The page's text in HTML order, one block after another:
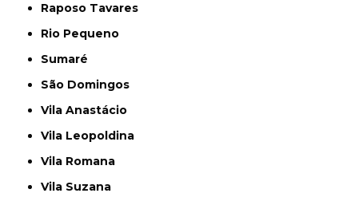
Raposo Tavares
Rio Pequeno
Sumaré
São Domingos
Vila Anastácio
Vila Leopoldina
Vila Romana
Vila Suzana